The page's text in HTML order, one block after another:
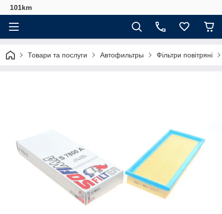
101km
Товари та послуги Автофильтры Фільтри повітряні